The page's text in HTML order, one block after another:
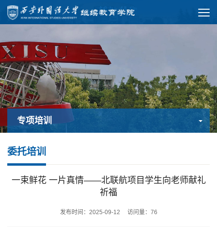
专项培训
委托培训
一束鲜花 一片真情——北联航项目学生向老师献礼
祈福
发布时间：2025-09-12 访问量： 76